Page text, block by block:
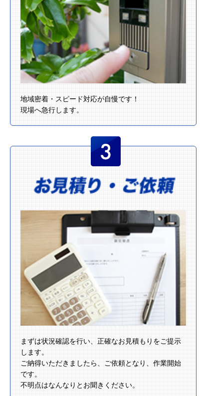
地域密着・スピード対応が自慢です！
現場へ急行します。
まずは状況確認を行い、正確なお見積もりをご提示
します。
ご納得いただきましたら、ご依頼となり、作業開始
です。
不明点はなんなりとお聞きください。